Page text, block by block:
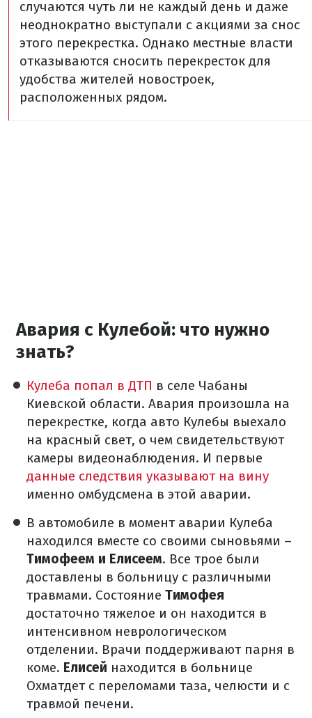
случаются чуть ли не каждый день и даже
неоднократно выступали с акциями за снос
этого перекрестка. Однако местные власти
отказываются сносить перекресток для
удобства жителей новостроек,
расположенных рядом.
Авария с Кулебой: что нужно
знать?
Кулеба попал в ДТП в селе Чабаны
Киевской области. Авария произошла на
перекрестке, когда авто Кулебы выехало
на красный свет, о чем свидетельствуют
камеры видеонаблюдения. И первые
данные следствия указывают на вину
именно омбудсмена в этой аварии.
В автомобиле в момент аварии Кулеба
находился вместе со своими сыновьями –
Тимофеем и Елисеем. Все трое были
доставлены в больницу с различными
травмами. Состояние Тимофея
достаточно тяжелое и он находится в
интенсивном неврологическом
отделении. Врачи поддерживают парня в
коме. Елисей находится в больнице
Охматдет с переломами таза, челюсти и с
травмой печени.